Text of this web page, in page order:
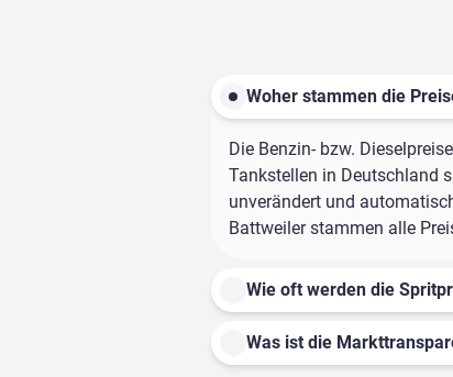
Woher stammen die
Die Benzin- bzw.
Tankstellen in Deutschland
unverändert und
Battweiler stammen alle
Wie oft werden die
Was ist die